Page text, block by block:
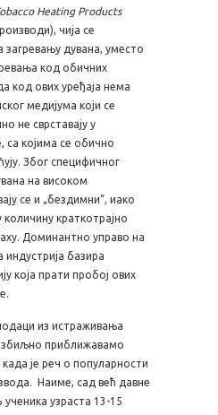
Heating Products
чија се
загревању дувана, уместо
код обичних
код ових уређаја нема
медијума који се
не сврставају у
са којима се обично
Због специфичног
на високом
се и „бездимни“, иако
количину краткотрајно
Доминантно управо на
индустрија базира
која прати пробој ових
из истраживања
приближавамо
је реч о популарности
Наиме, сад већ давне
ученика узраста 13-15